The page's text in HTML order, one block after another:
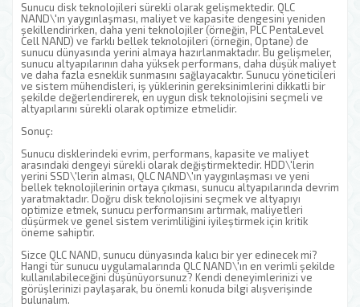
Sunucu disk teknolojileri sürekli olarak gelişmektedir. QLC
NAND\'ın yaygınlaşması, maliyet ve kapasite dengesini yeniden
şekillendirirken, daha yeni teknolojiler (örneğin, PLC PentaLevel
Cell NAND) ve farklı bellek teknolojileri (örneğin, Optane) de
sunucu dünyasında yerini almaya hazırlanmaktadır. Bu gelişmeler,
sunucu altyapılarının daha yüksek performans, daha düşük maliyet
ve daha fazla esneklik sunmasını sağlayacaktır. Sunucu yöneticileri
ve sistem mühendisleri, iş yüklerinin gereksinimlerini dikkatli bir
şekilde değerlendirerek, en uygun disk teknolojisini seçmeli ve
altyapılarını sürekli olarak optimize etmelidir.
Sonuç:
Sunucu disklerindeki evrim, performans, kapasite ve maliyet
arasındaki dengeyi sürekli olarak değiştirmektedir. HDD\'lerin
yerini SSD\'lerin alması, QLC NAND\'ın yaygınlaşması ve yeni
bellek teknolojilerinin ortaya çıkması, sunucu altyapılarında devrim
yaratmaktadır. Doğru disk teknolojisini seçmek ve altyapıyı
optimize etmek, sunucu performansını artırmak, maliyetleri
düşürmek ve genel sistem verimliliğini iyileştirmek için kritik
öneme sahiptir.
Sizce QLC NAND, sunucu dünyasında kalıcı bir yer edinecek mi?
Hangi tür sunucu uygulamalarında QLC NAND\'ın en verimli şekilde
kullanılabileceğini düşünüyorsunuz? Kendi deneyimlerinizi ve
görüşlerinizi paylaşarak, bu önemli konuda bilgi alışverişinde
bulunalım.